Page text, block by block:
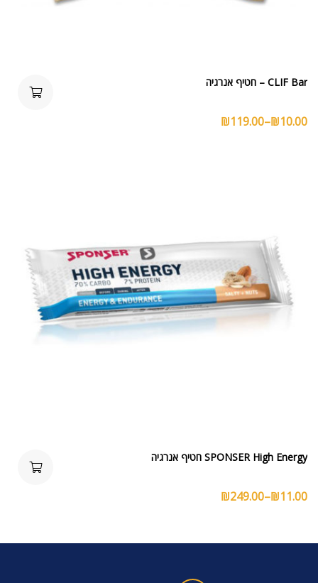
CLIF Bar – חטיף אנרגיה
₪10.00
–
₪119.00
SPONSER High Energy חטיף אנרגיה
₪11.00
–
₪249.00